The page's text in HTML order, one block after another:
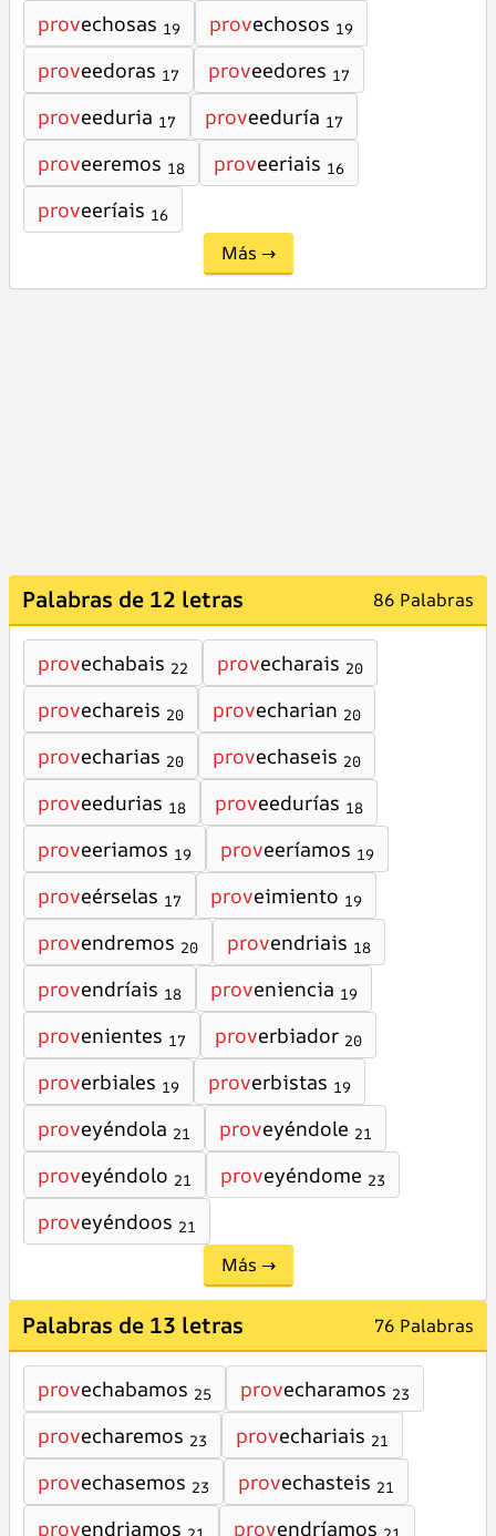
provechosas 19 provechosos 19
proveedoras 17 proveedores 17
proveeduria 17 proveeduría 17
proveeremos 18 proveeriais 16
proveeríais 16
Más →
Palabras de 12 letras 86 Palabras
provechabais 22 provecharais 20
provechareis 20 provecharian 20
provecharias 20 provechaseis 20
proveedurias 18 proveedurías 18
proveeriamos 19 proveeríamos 19
proveérselas 17 proveimiento 19
provendremos 20 provendriais 18
provendríais 18 proveniencia 19
provenientes 17 proverbiador 20
proverbiales 19 proverbistas 19
proveyéndola 21 proveyéndole 21
proveyéndolo 21 proveyéndome 23
proveyéndoos 21
Más →
Palabras de 13 letras 76 Palabras
provechabamos 25 provecharamos 23
provecharemos 23 provechariais 21
provechasemos 23 provechasteis 21
provendriamos provendríamos